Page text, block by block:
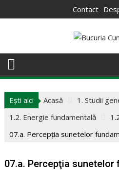
to
Contact
Ești aici Acasă
1. Studii
1.2. Energie fundamentală
07.a. Percepţia sunetelor
07.a. Percepţia sunetelor